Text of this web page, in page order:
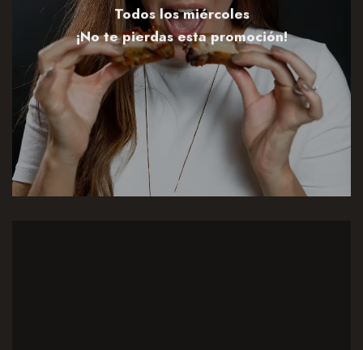
Todos los miércoles
¡No te pierdas esta promoción!